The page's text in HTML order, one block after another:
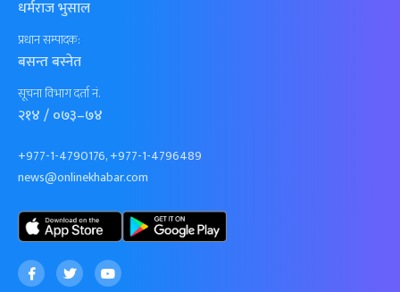
धर्मराज भुसाल
प्रधान सम्पादक:
बसन्त बस्नेत
सूचना विभाग दर्ता नं.
२१४ / ०७३–७४
+977-1-4790176, +977-1-4796489
news@onlinekhabar.com